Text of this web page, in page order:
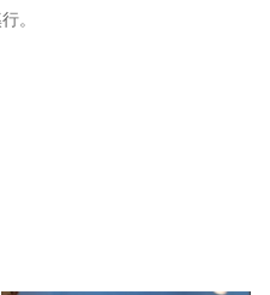
。